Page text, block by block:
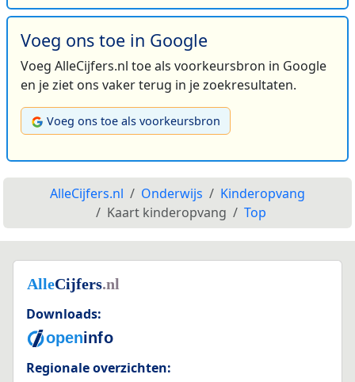
Voeg ons toe in Google
Voeg AlleCijfers.nl toe als voorkeursbron in Google
en je ziet ons vaker terug in je zoekresultaten.
Voeg ons toe als voorkeursbron
AlleCijfers.nl Onderwijs
Kinderopvang
Kaart kinderopvang
Top
Downloads:
Regionale overzichten: